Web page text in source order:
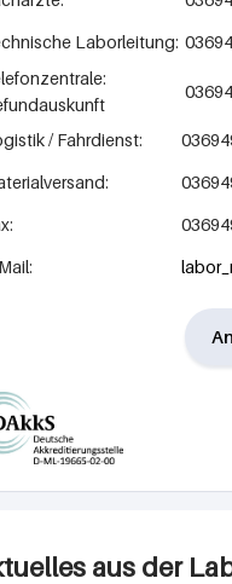
Laborleitung:
/ Fahrdienst:
aus der